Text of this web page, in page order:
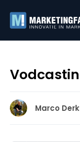
Marco